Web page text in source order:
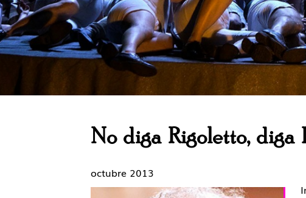
No diga Rigoletto, diga
octubre 2013